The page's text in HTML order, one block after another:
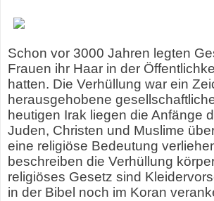
Schon vor 3000 Jahren legten
Frauen ihr Haar in der
hatten. Die Verhüllung war ein
herausgehobene
heutigen Irak liegen die Anfänge
Juden, Christen und Muslime
eine religiöse Bedeutung
beschreiben die Verhüllung
religiöses Gesetz sind
in der Bibel noch im Koran